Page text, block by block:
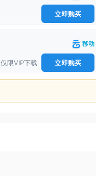
立即购买
移动
仅限VIP下载 立即购买